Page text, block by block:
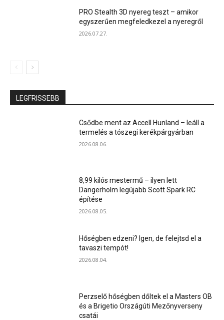
PRO Stealth 3D nyereg teszt – amikor
egyszerűen megfeledkezel a nyeregről
2026.07.27.
LEGFRISSEBB
Csődbe ment az Accell Hunland – leáll a
termelés a tószegi kerékpárgyárban
2026.08.06.
8,99 kilós mestermű – ilyen lett
Dangerholm legújabb Scott Spark RC
építése
2026.08.05.
Hőségben edzeni? Igen, de felejtsd el a
tavaszi tempót!
2026.08.04.
Perzselő hőségben dőltek el a Masters OB
és a Brigetio Országúti Mezőnyverseny
csatái